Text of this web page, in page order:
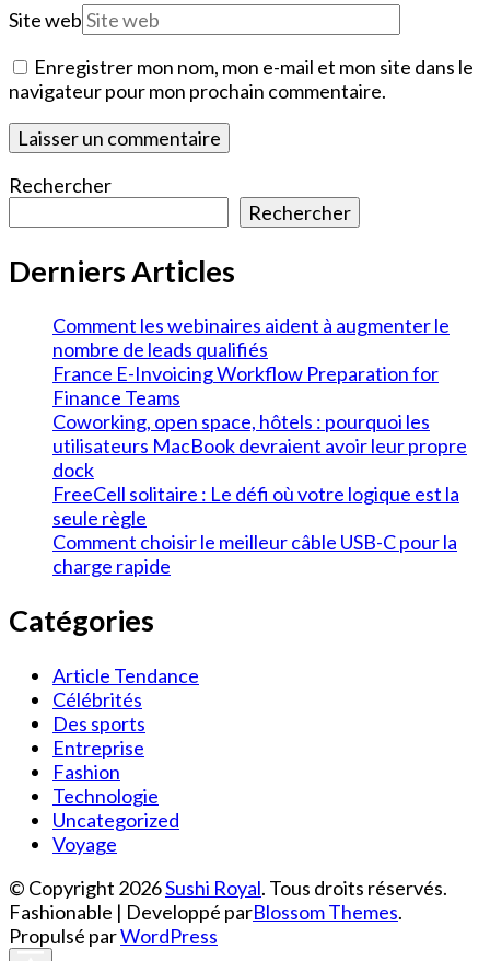
Site web
Enregistrer mon nom, mon e-mail et mon site dans le
navigateur pour mon prochain commentaire.
Rechercher
Rechercher
Derniers Articles
Comment les webinaires aident à augmenter le
nombre de leads qualifiés
France E-Invoicing Workflow Preparation for
Finance Teams
Coworking, open space, hôtels : pourquoi les
utilisateurs MacBook devraient avoir leur propre
dock
FreeCell solitaire : Le défi où votre logique est la
seule règle
Comment choisir le meilleur câble USB-C pour la
charge rapide
Catégories
Article Tendance
Célébrités
Des sports
Entreprise
Fashion
Technologie
Uncategorized
Voyage
© Copyright 2026Sushi Royal. Tous droits réservés.
Fashionable | Developpé parBlossom Themes.
Propulsé parWordPress